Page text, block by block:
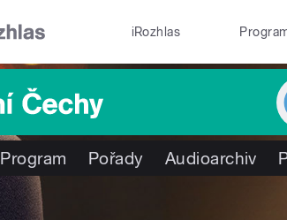
iRozhlas
Program Pořady Audioarchiv